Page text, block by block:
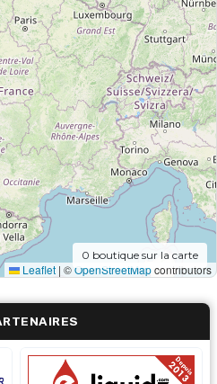
Leaflet | ©OpenStreetMapcontributors
0 boutique sur la carte